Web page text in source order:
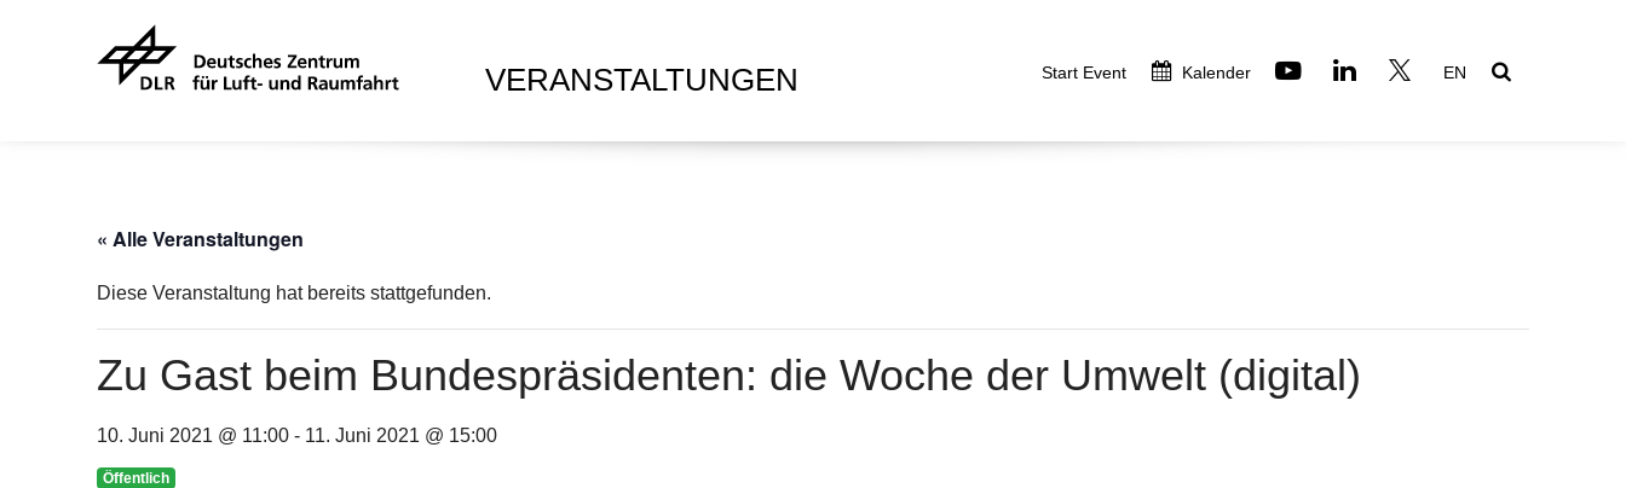
VERANSTALTUNGEN Start Event Kalender EN
« Alle Veranstaltungen
Diese Veranstaltung hat bereits stattgefunden.
Zu Gast beim Bundespräsidenten: die Woche der Umwelt (digital)
10. Juni 2021 @ 11:00 - 11. Juni 2021 @ 15:00
Öffentlich